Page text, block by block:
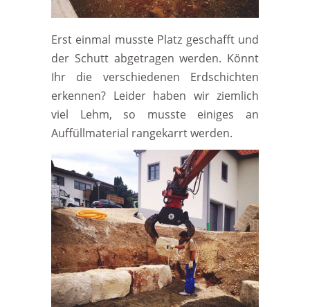
Erst einmal musste Platz geschafft und
der Schutt abgetragen werden. Könnt
Ihr die verschiedenen Erdschichten
erkennen? Leider haben wir ziemlich
viel Lehm, so musste einiges an
Auffüllmaterial rangekarrt werden.